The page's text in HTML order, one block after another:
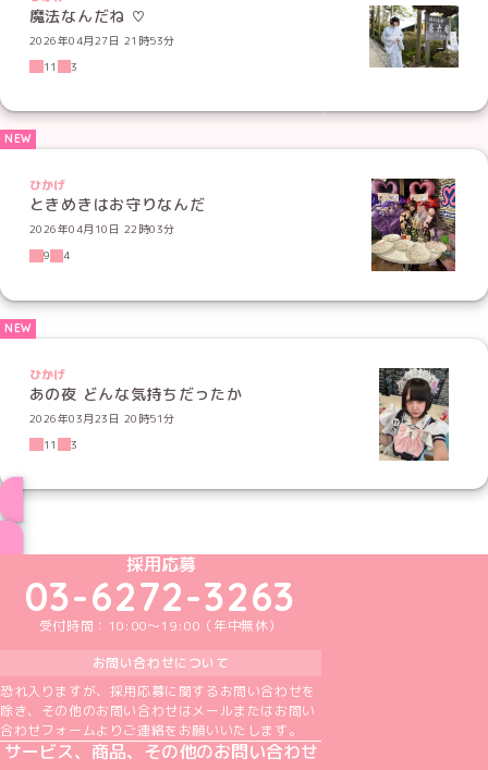
魔法なんだね ♡
2026年04月27日 21時53分
11
3
ひかげ
ときめきはお守りなんだ
2026年04月10日 22時03分
9
4
ひかげ
あの夜 どんな気持ちだったか
2026年03月23日 20時51分
11
3
めいどりーみんTikTok公式アカウント
めいどりーみんX公式アカウント
めいどりーみんInstagram公式アカウント
めいどりーみんFacebook公式アカウン
めいどりーみんYouTube公式アカ
採用応募
03-6272-3263
受付時間：10:00～19:00（年中無休）
お問い合わせについて
恐れ入りますが、採用応募に関するお問い合わせを
除き、その他のお問い合わせはメールまたはお問い
合わせフォームよりご連絡をお願いいたします。
サービス、商品、その他のお問い合わせ